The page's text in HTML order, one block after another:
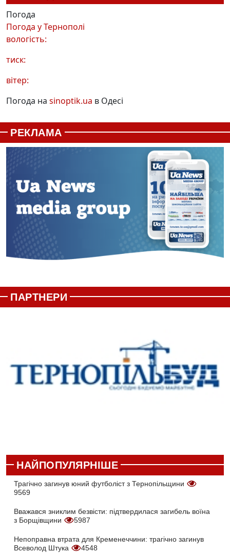
Погода
Погода уТернополі
вологість:
тиск:
вітер:
Погода на sinoptik.ua в Одесі
РЕКЛАМА
ПАРТНЕРИ
НАЙПОПУЛЯРНІШЕ
Трагічно загинув юний футболіст з Тернопільщини
9569
Вважався зниклим безвісти: підтвердилася загибель воїна
з Борщівщини
5987
Непоправна втрата для Кременеччини: трагічно загинув
Всеволод Штука
4548